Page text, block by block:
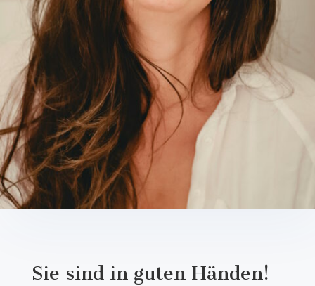
Sie sind in guten Händen!